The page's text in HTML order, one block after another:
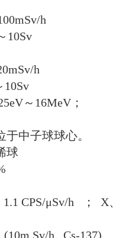
、伽马剂量率
剂量率状态。
单式操作界面
显示，高亮背
剂量率，能随时
可将数据上传
声、光报警功